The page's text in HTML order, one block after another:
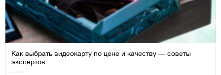
Как выбрать видеокарту по цене и качеству — советы
экспертов